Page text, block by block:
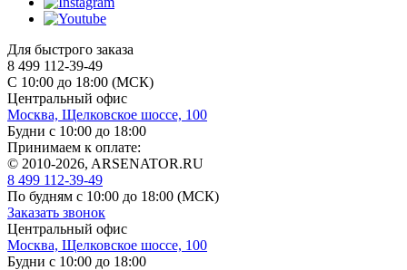
Для быстрого заказа
8 499 112-39-49
С 10:00 до 18:00 (МСК)
Центральный офис
Москва, Щелковское шоссе, 100
Будни с 10:00 до 18:00
Принимаем к оплате:
© 2010-2026, ARSENATOR.RU
8 499 112-39-49
По будням с 10:00 до 18:00 (МСК)
Заказать звонок
Центральный офис
Москва, Щелковское шоссе, 100
Будни с 10:00 до 18:00